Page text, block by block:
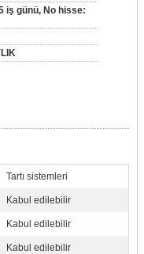
iş günü, No hisse:
Tartı sistemleri
Kabul edilebilir
Kabul edilebilir
Kabul edilebilir